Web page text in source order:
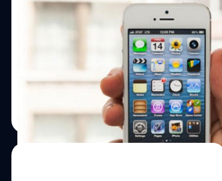
กสทช. เผยเหยื่อไฟดูดใช้ที่ชาร์จปลอมขณะ
ชาร์จไอโฟน
เลขาธิการ กสทช. เผยผลสอบกรณีที่มีผู้เสียชีวิตจากการถูก
ไฟดูดขณะชาร์จไอโฟน 4 เอสที่ สภ. แกลง จ.ระยอง พร้อมย้ำ
เตือนผู้บริโภคให้เลือกซื้อมือถือและอุปกรณ์ที่ได้รับการรับรอง
| 4536 days ago